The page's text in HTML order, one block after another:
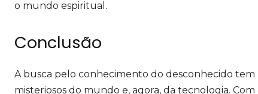
o mundo espiritual.
Conclusão
A busca pelo conhecimento do desconhecido tem
misteriosos do mundo e, agora, da tecnologia.